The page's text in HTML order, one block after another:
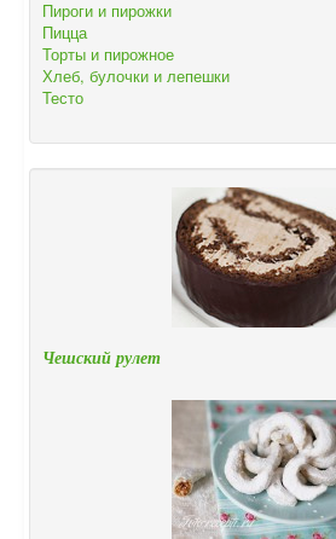
Пироги и пирожки
Пицца
Торты и пирожное
Хлеб, булочки и лепешки
Тесто
Чешский рулет